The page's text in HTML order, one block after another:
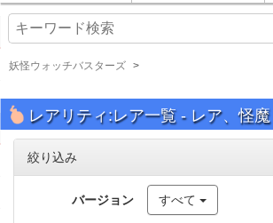
妖怪ウォッチバスターズ
レアリティ:レア一覧 - レア、怪
絞り込み
バージョン すべて